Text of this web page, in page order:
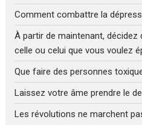
Comment combattre la
À partir de maintenant, décidez
celle ou celui que vous voulez
Que faire des personnes
Laissez votre âme prendre le
Les révolutions ne marchent